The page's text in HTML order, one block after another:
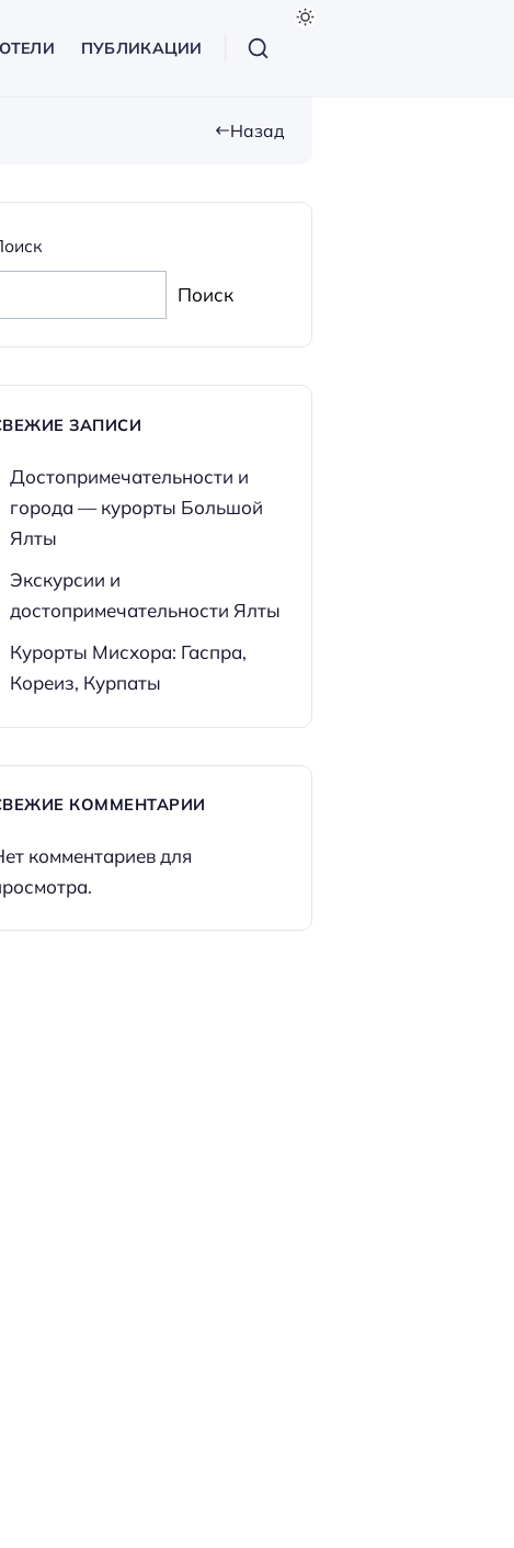
ПУБЛИКАЦИИ
Назад
Поиск
ЗАПИСИ
Достопримечательности и
города — курорты Большой
Ялты
Экскурсии и
достопримечательности Ялты
Курорты Мисхора: Гаспра,
Кореиз, Курпаты
КОММЕНТАРИИ
комментариев для